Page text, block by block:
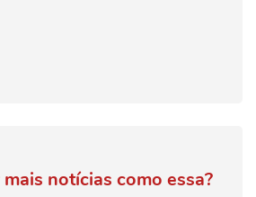
notícias como essa?